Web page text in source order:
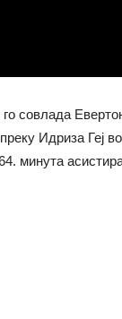
совлада
Идриза Геј
минута